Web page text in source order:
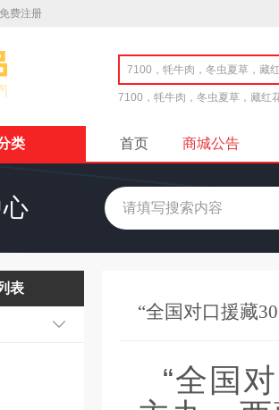
免费注册
7100，牦牛肉，冬虫夏草，藏红
类 首页 商城公告
表
“全国对口援藏
“全国